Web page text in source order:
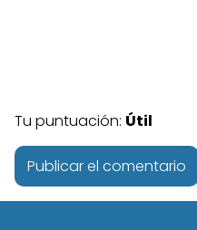
Tu puntuación: Útil